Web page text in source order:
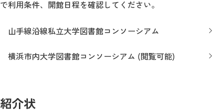
で利用条件、開館日程を確認してください。
山手線沿線私立大学図書館コンソーシアム
横浜市内大学図書館コンソーシアム (閲覧可能)
紹介状